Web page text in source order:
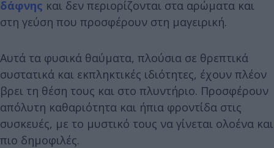
δάφνης και δεν περιορίζονται στα αρώματα και
στη γεύση που προσφέρουν στη μαγειρική.
Αυτά τα φυσικά θαύματα, πλούσια σε θρεπτικά
συστατικά και εκπληκτικές ιδιότητες, έχουν πλέον
βρει τη θέση τους και στο πλυντήριο. Προσφέρουν
απόλυτη καθαριότητα και ήπια φροντίδα στις
συσκευές, με το μυστικό τους να γίνεται ολοένα και
πιο δημοφιλές.